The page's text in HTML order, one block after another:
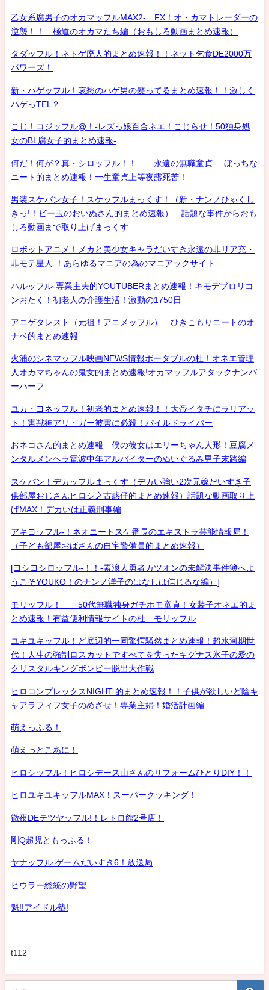
乙女系腐男子のオカマッフルMAX2- FX！オ・カマトレーダーの
逆襲！！ 極道のオカマたち編（おもしろ動画まとめ速報）
タダッフル！ネトゲ廃人的まとめ速報！！ネット乞食DE2000万
パワーズ！
新・ハゲッフル！哀愁のハゲ男の髪ってるまとめ速報！！激しく
ハゲっTEL？
こじ！コジッフル@！-レズっ娘百合ネエ！こじらせ！50独身処
女のBL腐女子的まとめ速報-
何だ！何が？真・シロッフル！！ 永遠の無職童貞- ぼっちな
ニート的まとめ速報！一生童貞上等夜露死苦！
男装スケバン女子！スケッフルまっくす！（新・ナンノひゃくし
きっ!！ビー玉のおいぬさん的まとめ速報） 話題な事件からおも
しろ動画まで取り上げまっくす
ロボットアニメ！メカと美少女キャラだいすき永遠の非リア充・
非モテ星人 ！あらゆるマニアの為のマニアックサイト
ハルッフル-専業主夫的YOUTUBERまとめ速報！キモデブロリコ
ンおたく！初老人の介護生活！激動の1750日
アニゲタレスト（元祖！アニメッフル） ひきこもりニートのオ
ナベ的まとめ速報
火浦のシネマッフル映画NEWS情報ポータブルの杜！オネエ管理
人オカマちゃんの鬼女的まとめ速報!オカマッフルアタックナンバ
ーハーフ
ユカ・ヨネッフル！初老的まとめ速報！！大帝イタチにラリアッ
ト！害獣神アリ・ガー被害に必殺！パイルドライバー
おネコさん的まとめ速報 僕の彼女はエリーちゃん人形！豆腐メ
ンタルメンヘラ電波中年アルバイターのぬいぐるみ男子末路編
スケバン！デカッフルまっくす（デカい強い2次元嫁だいすき子
供部屋おじさんヒロシ之古惑仔的まとめ速報）話題な動画取り上
げMAX！デカいは正義刑事編
アキヨッフル-！ネオニートスケ番長のエキストラ芸能情報局！
（子ども部屋おばさんの自宅警備員的まとめ速報）
[ヨシヨシロッフル-！！-素浪人勇者カツオンの未解決事件簿へよ
うこそYOUKO！のナンノ洋子のはなしは信じるな編）]
モリッフル！ 50代無職独身ガチホモ童貞！女装子オネエ的ま
とめ速報！有益便利情報サイトの杜 モリッフル
ユキユキッフル！ど底辺的一同驚愕騒然まとめ速報！超氷河期世
代！人生の強制ロスカットですべてを失ったキグナス氷子の愛の
クリスタルキングボンビー脱出大作戦
ヒロコンプレックスNIGHT 的まとめ速報！！子供が欲しいど陰キ
ャアラフィフ女子のめざせ！専業主婦！婚活計画編
萌えっふる！
萌えっとこあに！
ヒロシッフル！ヒロシデース山さんのリフォームひとりDIY！！
ヒロユキユキッフルMAX！スーパークッキング！
徹夜DEテツヤッフル!！レトロ館2号店！
剛Q超児ともっふる！
ヤナッフル ゲームだいすき6！放送局
ヒウラー総統の野望
魁!!アイドル塾!
t112